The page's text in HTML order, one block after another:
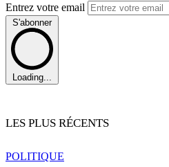
Entrez votre email
S'abonner
Loading...
LES PLUS RÉCENTS
POLITIQUE